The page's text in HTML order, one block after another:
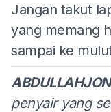
Jangan takut
yang memang
sampai ke
penyair yang